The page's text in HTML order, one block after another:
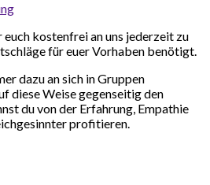
kostenfrei an uns jederzeit zu
für euer Vorhaben benötigt.
dazu an sich in Gruppen
diese Weise gegenseitig den
du von der Erfahrung, Empathie
profitieren.